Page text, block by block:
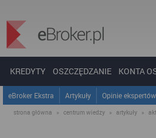
KREDYTY OSZCZĘDZANIE KONTA
eBroker Ekstra Artykuły Opinie ekspertów
strona główna » centrum wiedzy » artykuły »